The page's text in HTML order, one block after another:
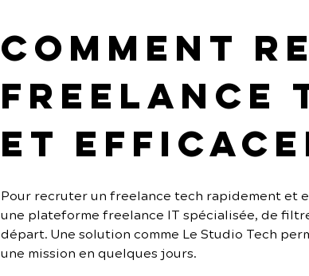
Comment
freelance
et
Pour recruter un freelance tech rapidement et
une plateforme freelance IT spécialisée, de
départ. Une solution comme Le Studio Tech
une mission en quelques jours.